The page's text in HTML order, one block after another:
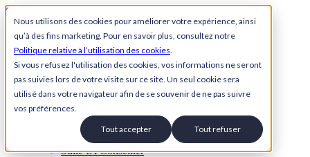
Nous utilisons des cookies pour améliorer votre expérience, ainsi
qu’à des fins marketing. Pour en savoir plus, consultez notre
Politique relative à l’utilisation des cookies.
Si vous refusez l'utilisation des cookies, vos informations ne seront
pas suivies lors de votre visite sur ce site. Un seul cookie sera
utilisé dans votre navigateur afin de se souvenir de ne pas suivre
vos préférences.
Tout accepter Tout refuser
Skip to content
Back to Homepage
Open menu
Suite Relation Client IA
Agent conversationnel IA
Agent IA vocal
SVI Visuel
Suite IA Conseiller